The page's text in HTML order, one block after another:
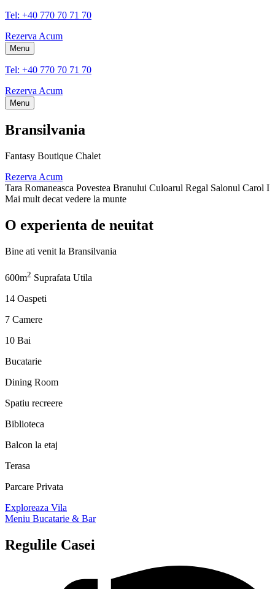
Tel: +40 770 70 71 70
Rezerva Acum
Menu
Tel: +40 770 70 71 70
Rezerva Acum
Menu
Bransilvania
Fantasy Boutique Chalet
Rezerva Acum
Tara Romaneasca Povestea Branului Culoarul Regal Salonul Carol I
Mai mult decat vedere la munte
O experienta de neuitat
Bine ati venit la Bransilvania
600m2 Suprafata Utila
14 Oaspeti
7 Camere
10 Bai
Bucatarie
Dining Room
Spatiu recreere
Biblioteca
Balcon la etaj
Terasa
Parcare Privata
Exploreaza Vila
Meniu Bucatarie & Bar
Regulile Casei